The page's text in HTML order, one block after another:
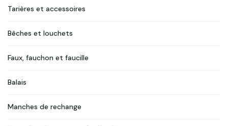
Tarières et accessoires
Bêches et louchets
Faux, fauchon et faucille
Balais
Manches de rechange